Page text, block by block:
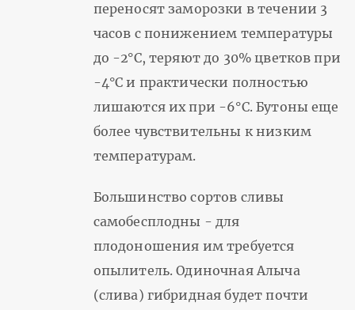
переносят заморозки в течении 3
часов с понижением температуры
до -2°С, теряют до 30% цветков при
-4°С и практически полностью
лишаются их при -6°С. Бутоны еще
более чувствительны к низким
температурам.
Большинство сортов сливы
самобесплодны - для
плодоношения им требуется
опылитель. Одиночная Алыча
(слива) гибридная будет почти